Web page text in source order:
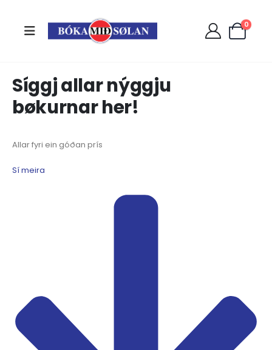
0
Síggj allar nýggju
bøkurnar her!
Allar fyri ein góðan prís
Sí meira